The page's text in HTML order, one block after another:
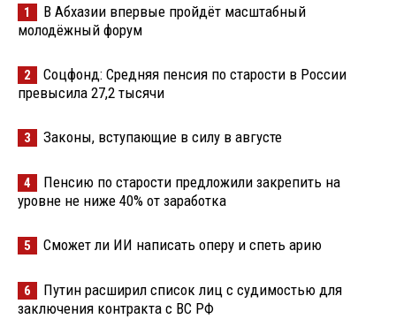
1
В Абхазии впервые пройдёт масштабный
молодёжный форум
2
Соцфонд: Средняя пенсия по старости в России
превысила 27,2 тысячи
3 Законы, вступающие в силу в августе
4
Пенсию по старости предложили закрепить на
уровне не ниже 40% от заработка
5 Сможет ли ИИ написать оперу и спеть арию
6
Путин расширил список лиц с судимостью для
заключения контракта с ВС РФ